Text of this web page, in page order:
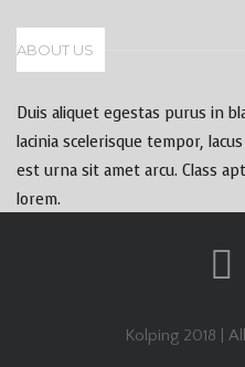
ABOUT US
Duis aliquet egestas purus in
lacinia scelerisque tempor,
est urna sit amet arcu. Class
lorem.
Kolping 2018 |